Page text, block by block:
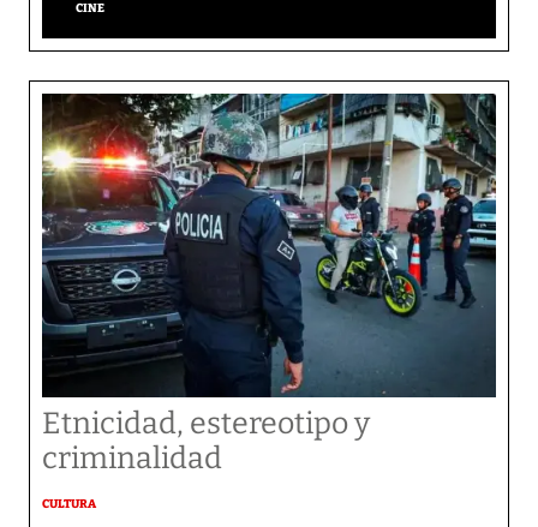
CINE
Etnicidad, estereotipo y
criminalidad
CULTURA